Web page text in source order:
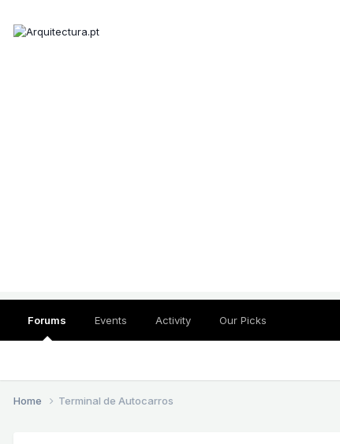
Forums Events Activity Our Picks
Home Terminal de Autocarros